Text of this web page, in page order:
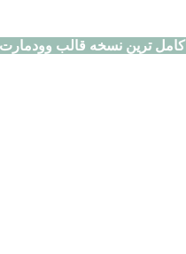
کامل ترین نسخه قالب